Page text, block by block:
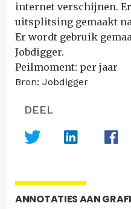
internet verschijnen.
uitsplitsing gemaakt
Er wordt gebruik
Jobdigger.
Peilmoment: per jaar
Bron: Jobdigger
DEEL
ANNOTATIES AAN